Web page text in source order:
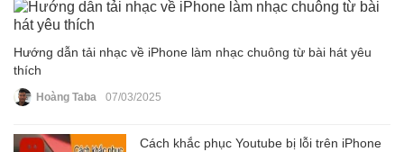
Hướng dẫn tải nhạc về iPhone làm nhạc chuông từ bài hát yêu
thích
Hoàng Taba 07/03/2025
Cách khắc phục Youtube bị lỗi trên iPhone